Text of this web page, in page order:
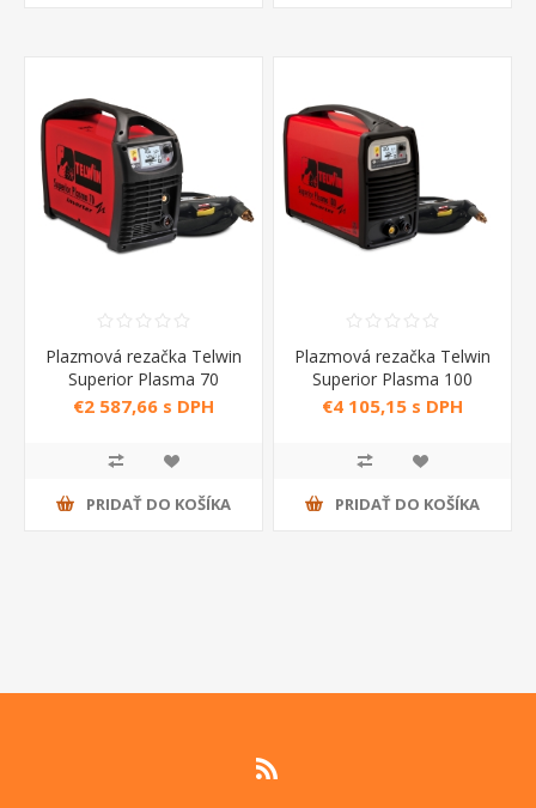
Plazmová rezačka Telwin
Superior Plasma 70
€2 587,66 s DPH
PRIDAŤ DO KOŠÍKA
Plazmová rezačka Telwin
Superior Plasma 100
€4 105,15 s DPH
PRIDAŤ DO KOŠÍKA